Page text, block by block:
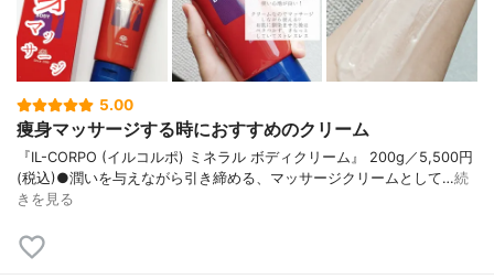
5.00
痩身マッサージする時におすすめのクリーム
『IL-CORPO (イルコルポ) ミネラル ボディクリーム』 200g／5,500円
(税込)●潤いを与えながら引き締める、マッサージクリームとして…続
きを見る